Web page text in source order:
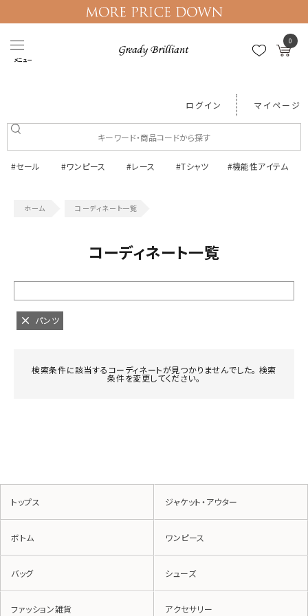
メニュー
0
ログイン マイページ
#セール #ワンピース #レース #Tシャツ #機能性アイテム
コーディネート一覧
コーディネート一覧
パンツ
検索条件に該当するコーディネートが見つかりませんでした。 検索
条件を変更してください。
トップス ジャケット・アウター
ボトム ワンピース
バッグ シューズ
ファッション雑貨 アクセサリー